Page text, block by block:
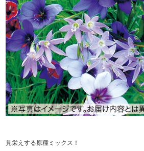
見栄えする原種ミックス！